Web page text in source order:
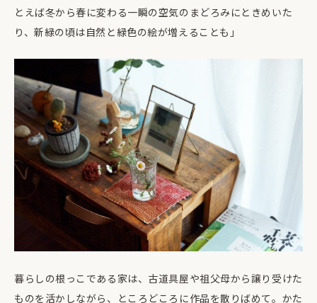
とえば冬から春に変わる一瞬の空気のまどろみにときめいた
り、新緑の頃は自然と緑色の絵が増えることも」
暮らしの根っこである家は、古道具屋や祖父母から譲り受けた
ものを活かしながら、ところどころに作品を散りばめて。かた